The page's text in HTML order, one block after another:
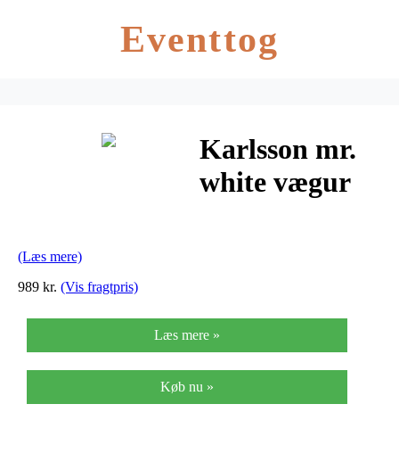
Eventtog
Karlsson mr.
white vægur
(Læs mere)
989 kr. (Vis fragtpris)
Læs mere »
Køb nu »